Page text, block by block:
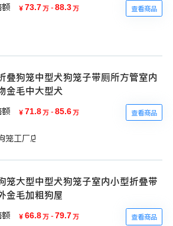
额 ￥ 73.7万 - 88.3万 查看商品
叠狗笼中型犬狗笼子带厕所方管室内
金毛中大型犬
额 ￥ 71.8万 - 85.6万 查看商品
笼工厂店
笼大型中型犬狗笼子室内小型折叠带
金毛加粗狗屋
额 ￥ 66.8万 - 79.7万 查看商品